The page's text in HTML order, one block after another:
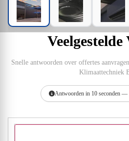
Veelgestelde
Snelle antwoorden over offertes
Klimaattechniek
Antwoorden in 10 seconden —